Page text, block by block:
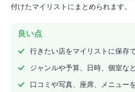
付けたマイリストにまとめられます。
良い点
行きたい店をマイリストに保存
ジャンルや予算、日時、個室な
口コミや写真、座席、メニュー